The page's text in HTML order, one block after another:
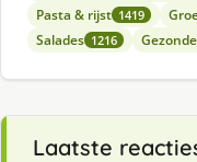
Pasta & rijst 1419
Salades 1216
Laatste